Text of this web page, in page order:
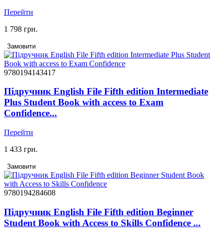
Перейти
1 798 грн.
Замовити
9780194143417
Підручник English File Fifth edition Intermediate
Plus Student Book with access to Exam
Confidence...
Перейти
1 433 грн.
Замовити
9780194284608
Підручник English File Fifth edition Beginner
Student Book with Access to Skills Confidence ...